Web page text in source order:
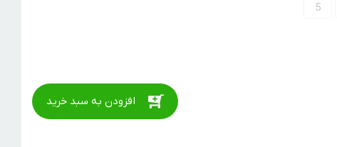
5
افزودن به سبد خرید